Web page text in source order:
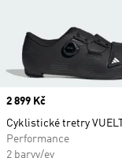
Price
2 899 Kč
Cyklistické tretry
Performance
2 barvy/ev